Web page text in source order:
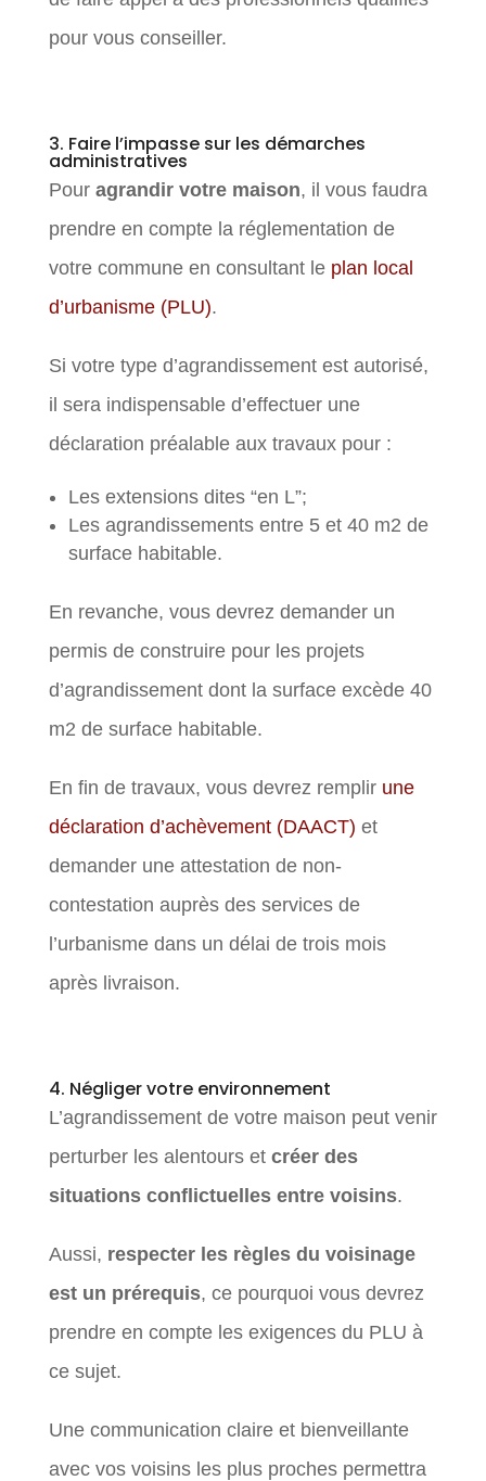
pour vous conseiller.
3. Faire l’impasse sur les démarches
administratives
Pour agrandir votre maison, il vous faudra
prendre en compte la réglementation de
votre commune en consultant le plan local
d’urbanisme (PLU).
Si votre type d’agrandissement est autorisé,
il sera indispensable d’effectuer une
déclaration préalable aux travaux pour :
Les extensions dites “en L”;
Les agrandissements entre 5 et 40 m2 de
surface habitable.
En revanche, vous devrez demander un
permis de construire pour les projets
d’agrandissement dont la surface excède 40
m2 de surface habitable.
En fin de travaux, vous devrez remplir une
déclaration d’achèvement (DAACT) et
demander une attestation de non-
contestation auprès des services de
l’urbanisme dans un délai de trois mois
après livraison.
4. Négliger votre environnement
L’agrandissement de votre maison peut venir
perturber les alentours et créer des
situations conflictuelles entre voisins.
Aussi, respecter les règles du voisinage
est un prérequis, ce pourquoi vous devrez
prendre en compte les exigences du PLU à
ce sujet.
Une communication claire et bienveillante
avec vos voisins les plus proches permettra